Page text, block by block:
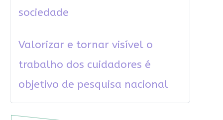
sociedade
Valorizar e tornar visível o
trabalho dos cuidadores é
objetivo de pesquisa nacional